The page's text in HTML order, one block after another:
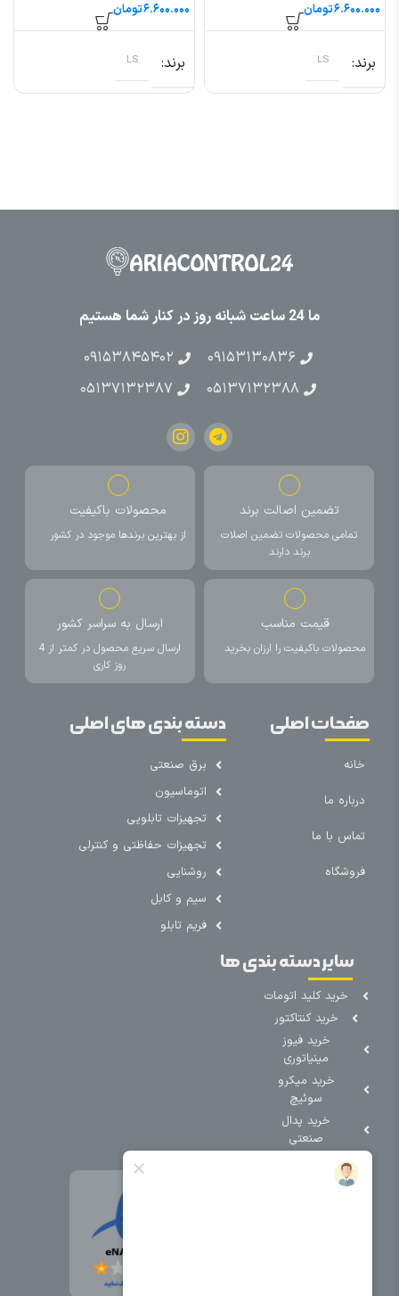
تومان
برند LS
تومان
برند LS
ما 24 ساعت شبانه روز در کنار شما هستیم
۰۹۱۵۳۱۳۰۸۳۶
۰۹۱۵۳۸۴۵۴۰۲
۰۵۱۳۷۱۳۲۳۸۸
۰۵۱۳۷۱۳۲۳۸۷
تضمین اصالت برند
تمامی محصولات تضمین اصلات
برند دارند
محصولات باکیفیت
از بهترین برندها موجود در کشور
قیمت مناسب
محصولات باکیفیت را ارزان بخرید
ارسال به سراسر کشور
ارسال سریع محصول در کمتر از 4
روز کاری
صفحات اصلی
خانه
درباره ما
تماس با ما
فروشگاه
دسته بندی های اصلی
برق صنعتی
اتوماسیون
تجهیزات تابلویی
تجهیزات حفاظتی و کنترلی
روشنایی
سیم و کابل
فریم تابلو
سایر دسته بندی ها
خرید کلید اتومات
خرید کنتاکتور
خرید فیوز
مینیاتوری
خرید میکرو
سوئیچ
خرید پدال
صنعتی